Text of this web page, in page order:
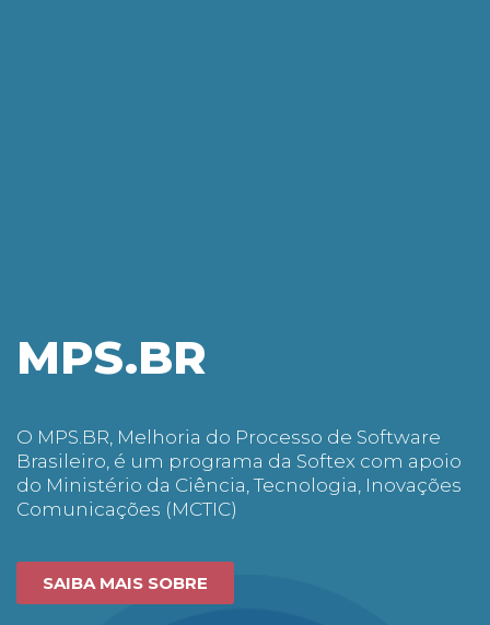
MPS.BR
O MPS.BR, Melhoria do Processo de Software
Brasileiro, é um programa da Softex com apoio
do Ministério da Ciência, Tecnologia, Inovações
Comunicações (MCTIC)
SAIBA MAIS SOBRE